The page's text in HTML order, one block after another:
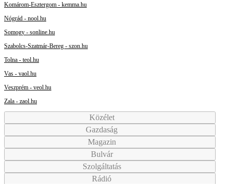
Komárom-Esztergom - kemma.hu
Nógrád - nool.hu
Somogy - sonline.hu
Szabolcs-Szatmár-Bereg - szon.hu
Tolna - teol.hu
Vas - vaol.hu
Veszprém - veol.hu
Zala - zaol.hu
Közélet
Gazdaság
Magazin
Bulvár
Szolgáltatás
Rádió